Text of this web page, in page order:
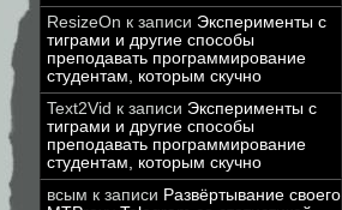
ResizeOn к записи Эксперименты с
тиграми и другие способы
преподавать программирование
студентам, которым скучно
Text2Vid к записи Эксперименты с
тиграми и другие способы
преподавать программирование
студентам, которым скучно
всым к записи Развёртывание своего